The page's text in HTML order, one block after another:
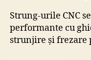
Strung-urile CNC
performante cu
strunjire și frezare